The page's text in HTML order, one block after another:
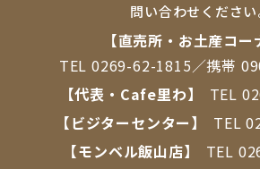
問い合わせください
【直売所・お⼟産コー
TEL 0269-62-1815／携帯
【代表・Cafe里わ】
TEL
【ビジターセンター】
TEL
【モンベル飯山店】
TEL